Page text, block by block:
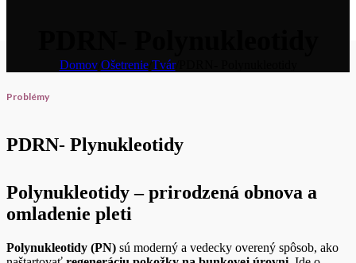
Domov/ Ošetrenie/ Tvár/
Problémy
PDRN- Plynukleotidy
Polynukleotidy – prirodzená obnova a
omladenie pleti
Polynukleotidy (PN) sú moderný a vedecky overený spôsob, ako